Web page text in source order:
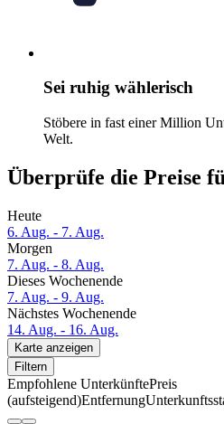
Sei ruhig wählerisch
Stöbere in fast einer Million
Welt.
Überprüfe die Preise
Heute
6. Aug. - 7. Aug.
Morgen
7. Aug. - 8. Aug.
Dieses Wochenende
7. Aug. - 9. Aug.
Nächstes Wochenende
14. Aug. - 16. Aug.
Karte anzeigen
Filtern
Empfohlene UnterkünftePreis
(aufsteigend)Entfernung